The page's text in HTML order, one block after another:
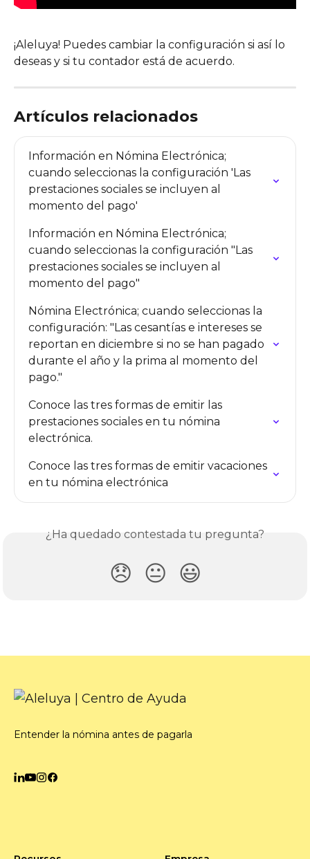
¡Aleluya! Puedes cambiar la configuración si así lo
deseas y si tu contador está de acuerdo.
Artículos relacionados
Información en Nómina Electrónica;
cuando seleccionas la configuración 'Las
prestaciones sociales se incluyen al
momento del pago'
Información en Nómina Electrónica;
cuando seleccionas la configuración "Las
prestaciones sociales se incluyen al
momento del pago"
Nómina Electrónica; cuando seleccionas la
configuración: "Las cesantías e intereses se
reportan en diciembre si no se han pagado
durante el año y la prima al momento del
pago."
Conoce las tres formas de emitir las
prestaciones sociales en tu nómina
electrónica.
Conoce las tres formas de emitir vacaciones
en tu nómina electrónica
¿Ha quedado contestada tu pregunta?
😞 😐 😃
Entender la nómina antes de pagarla